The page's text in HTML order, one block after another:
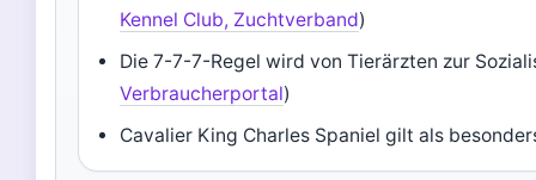
Kennel Club, Zuchtverband)
Die 7-7-7-Regel wird von Tierärzten zur
Verbraucherportal)
Cavalier King Charles Spaniel gilt als